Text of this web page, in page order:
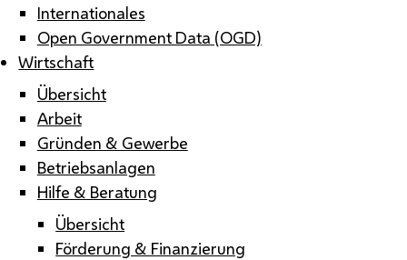
Internationales
Open Government Data (OGD)
Wirtschaft
Übersicht
Arbeit
Gründen & Gewerbe
Betriebsanlagen
Hilfe & Beratung
Übersicht
Förderung & Finanzierung